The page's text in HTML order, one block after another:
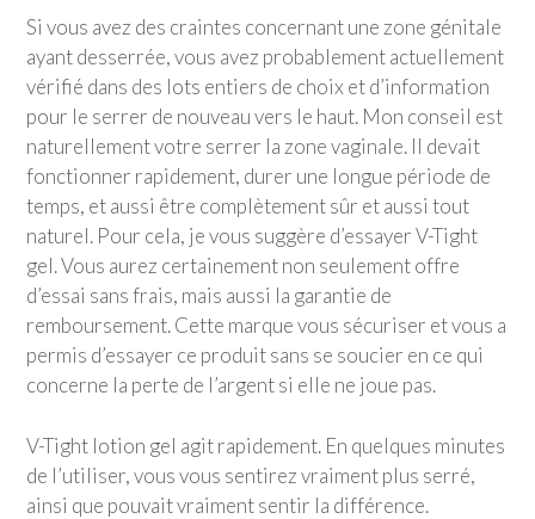
Si vous avez des craintes concernant une zone génitale
ayant desserrée, vous avez probablement actuellement
vérifié dans des lots entiers de choix et d’information
pour le serrer de nouveau vers le haut. Mon conseil est
naturellement votre serrer la zone vaginale. Il devait
fonctionner rapidement, durer une longue période de
temps, et aussi être complètement sûr et aussi tout
naturel. Pour cela, je vous suggère d’essayer V-Tight
gel. Vous aurez certainement non seulement offre
d’essai sans frais, mais aussi la garantie de
remboursement. Cette marque vous sécuriser et vous a
permis d’essayer ce produit sans se soucier en ce qui
concerne la perte de l’argent si elle ne joue pas.
V-Tight lotion gel agit rapidement. En quelques minutes
de l’utiliser, vous vous sentirez vraiment plus serré,
ainsi que pouvait vraiment sentir la différence.